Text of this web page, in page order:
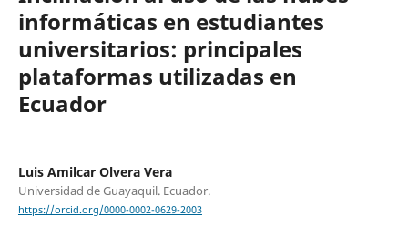
informáticas en estudiantes
universitarios: principales
plataformas utilizadas en
Ecuador
Luis Amilcar Olvera Vera
Universidad de Guayaquil. Ecuador.
https://orcid.org/0000-0002-0629-2003